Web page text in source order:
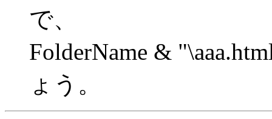
で、
FolderName &
ょう。